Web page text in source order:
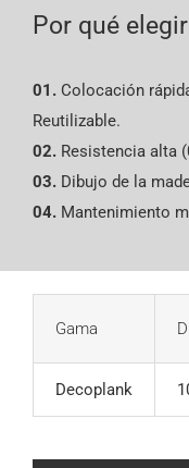
Por qué
01.Colocación
Reutilizable.
02.Resistencia alta
03.Dibujo de la
04.Mantenimiento
Gama
Decoplank